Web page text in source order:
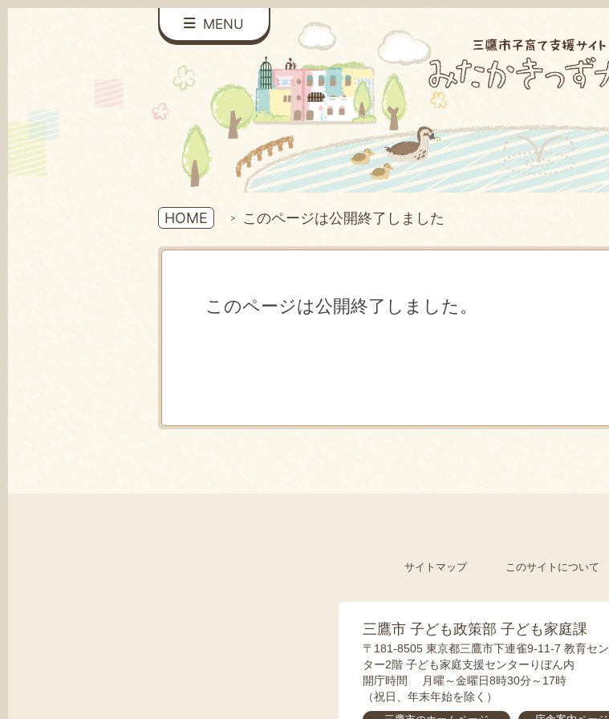
MENU
HOME このページは公開終了しました
このページは公開終了しました。
サイトマップ このサイトについて
三鷹市 子ども政策部 子ども家庭課
〒181-8505 東京都三鷹市下連雀9-11-7 教育セン
ター2階 子ども家庭支援センターりぼん内
開庁時間
月曜～金曜日8時30分～17時
（祝日、年末年始を除く）